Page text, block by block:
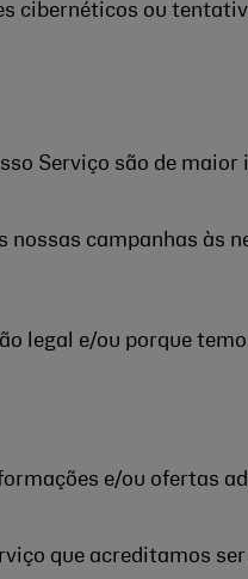
cibernéticos ou
Serviço são de maior
campanhas às
legal e/ou porque
e/ou ofertas
que acreditamos